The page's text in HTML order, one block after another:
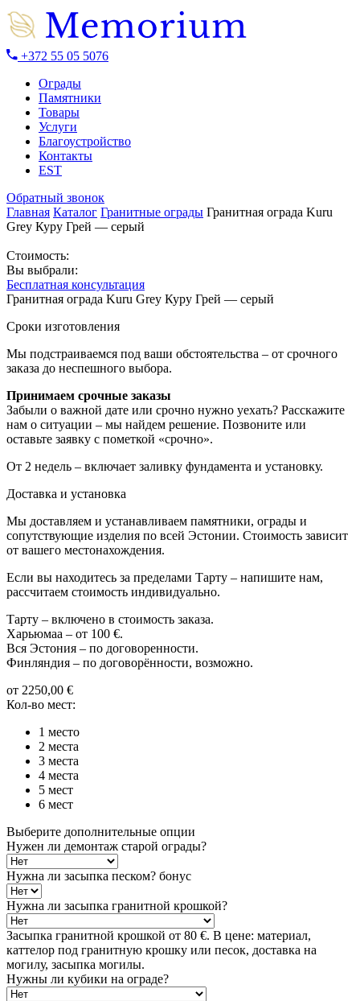
+372 55 05 5076
Ограды
Памятники
Товары
Услуги
Благоустройство
Контакты
EST
Обратный звонок
Главная Каталог Гранитные ограды Гранитная ограда Kuru
Grey Куру Грей — серый
Стоимость:
Вы выбрали:
Бесплатная консультация
Гранитная ограда Kuru Grey Куру Грей — серый
Сроки изготовления
Мы подстраиваемся под ваши обстоятельства – от срочного
заказа до неспешного выбора.
Принимаем срочные заказы
Забыли о важной дате или срочно нужно уехать? Расскажите
нам о ситуации – мы найдем решение. Позвоните или
оставьте заявку с пометкой «срочно».
От 2 недель – включает заливку фундамента и установку.
Доставка и установка
Мы доставляем и устанавливаем памятники, ограды и
сопутствующие изделия по всей Эстонии. Стоимость зависит
от вашего местонахождения.
Если вы находитесь за пределами Тарту – напишите нам,
рассчитаем стоимость индивидуально.
Тарту – включено в стоимость заказа.
Харьюмаа – от 100 €.
Вся Эстония – по договоренности.
Финляндия – по договорённости, возможно.
от 2250,00 €
Кол-во мест:
1 место
2 места
3 места
4 места
5 мест
6 мест
Выберите дополнительные опции
Нужен ли демонтаж старой ограды?
Нужна ли засыпка песком? бонус
Нужна ли засыпка гранитной крошкой?
Засыпка гранитной крошкой от 80 €. В цене: материал,
каттелор под гранитную крошку или песок, доставка на
могилу, засыпка могилы.
Нужны ли кубики на ограде?